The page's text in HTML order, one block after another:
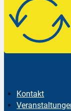
Kontakt